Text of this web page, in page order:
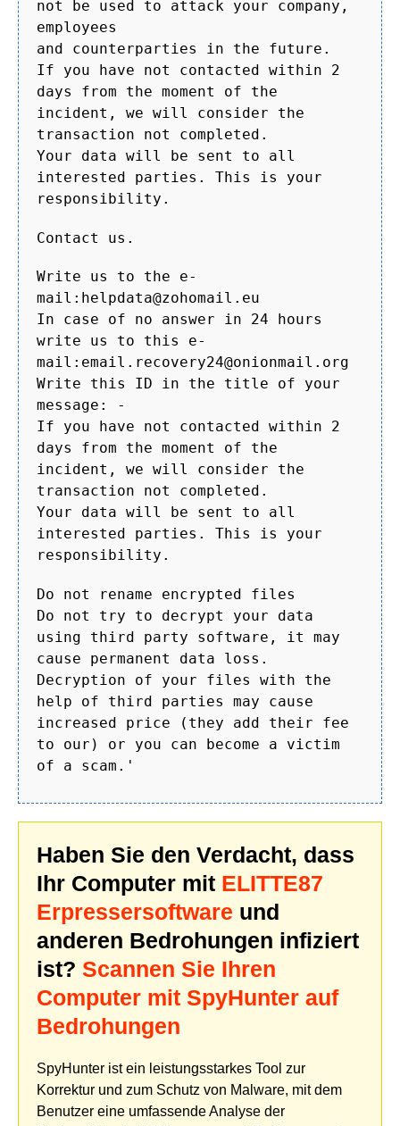
not be used to attack your company,
employees
and counterparties in the future.
If you have not contacted within 2
days from the moment of the
incident, we will consider the
transaction not completed.
Your data will be sent to all
interested parties. This is your
responsibility.
Contact us.
Write us to the e-
mail:helpdata@zohomail.eu
In case of no answer in 24 hours
write us to this e-
mail:email.recovery24@onionmail.org
Write this ID in the title of your
message: -
If you have not contacted within 2
days from the moment of the
incident, we will consider the
transaction not completed.
Your data will be sent to all
interested parties. This is your
responsibility.
Do not rename encrypted files
Do not try to decrypt your data
using third party software, it may
cause permanent data loss.
Decryption of your files with the
help of third parties may cause
increased price (they add their fee
to our) or you can become a victim
of a scam.'
Haben Sie den Verdacht, dass
Ihr Computer mit ELITTE87
Erpressersoftware und
anderen Bedrohungen infiziert
ist? Scannen Sie Ihren
Computer mit SpyHunter auf
Bedrohungen
SpyHunter ist ein leistungsstarkes Tool zur
Korrektur und zum Schutz von Malware, mit dem
Benutzer eine umfassende Analyse der